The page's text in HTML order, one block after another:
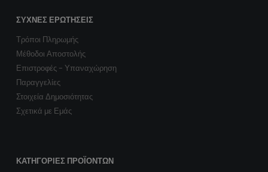
ΣΥΧΝΈΣ ΕΡΩΤΉΣΕΙΣ
Τρόποι Πληρωμής
Μέθοδοι Αποστολής
Επιστροφές - Υπαναχώρηση
Παραγγελίες
Στοιχεία Δημοσιότητας
Σχετικά με Εμάς
ΚΑΤΗΓΟΡΊΕΣ ΠΡΟΪΌΝΤΩΝ